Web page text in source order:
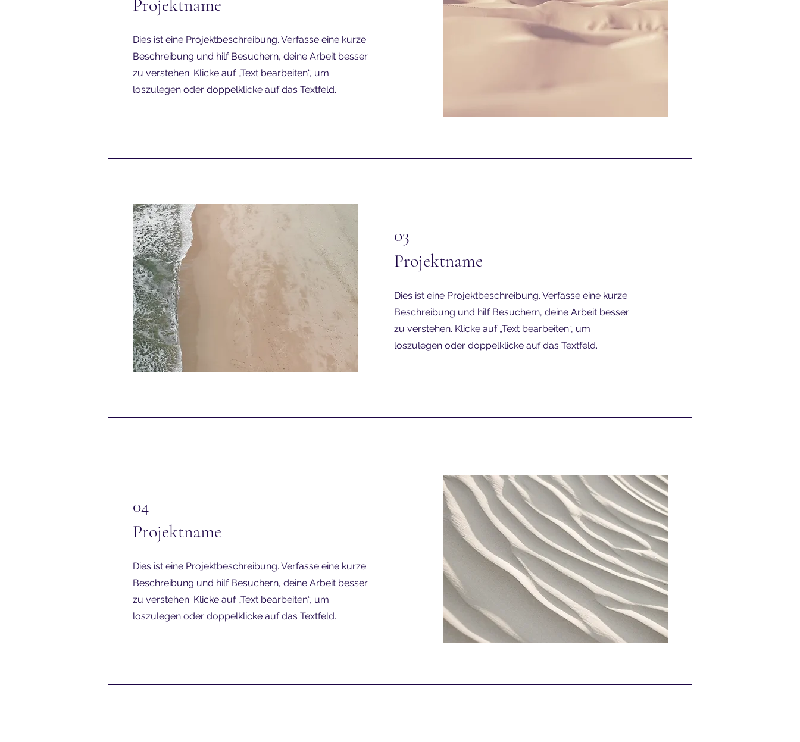
Projektname
Dies ist eine Projektbeschreibung. Verfasse eine kurze
Beschreibung und hilf Besuchern, deine Arbeit besser
zu verstehen. Klicke auf „Text bearbeiten“, um
loszulegen oder doppelklicke auf das Textfeld.
03
Projektname
Dies ist eine Projektbeschreibung. Verfasse eine kurze
Beschreibung und hilf Besuchern, deine Arbeit besser
zu verstehen. Klicke auf „Text bearbeiten“, um
loszulegen oder doppelklicke auf das Textfeld.
04
Projektname
Dies ist eine Projektbeschreibung. Verfasse eine kurze
Beschreibung und hilf Besuchern, deine Arbeit besser
zu verstehen. Klicke auf „Text bearbeiten“, um
loszulegen oder doppelklicke auf das Textfeld.